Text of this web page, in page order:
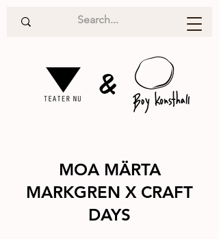
&
MOA MÄRTA
MARKGREN X CRAFT
DAYS